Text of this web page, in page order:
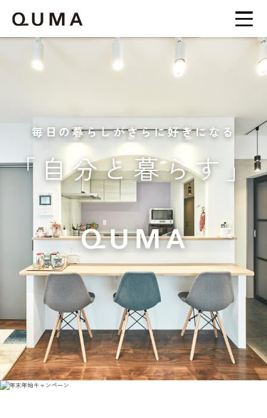
毎日の暮らしがさらに好きになる
「自分と暮らす」